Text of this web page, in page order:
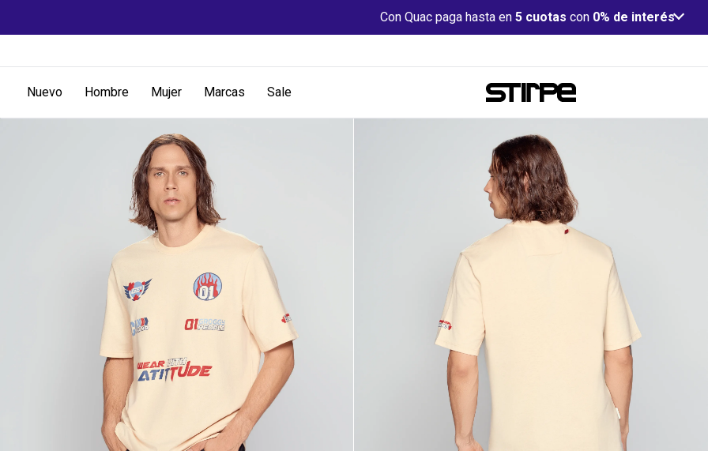
Con Quac paga hasta en 5 cuotas con 0% de interés
Nuevo Hombre Mujer Marcas Sale